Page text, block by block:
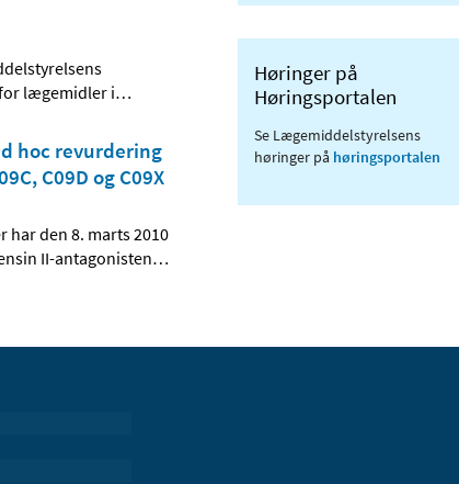
lægemidler i…
hoc revurdering
C09D og C09X
den 8. marts 2010
II-antagonisten…
Høringer på
Høringsportalen
Se Lægemiddelstyrelsens
høringer på høringsportalen